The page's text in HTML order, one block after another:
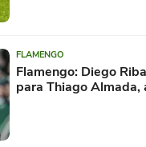
FLAMENGO
Flamengo: Diego
para Thiago Almada,